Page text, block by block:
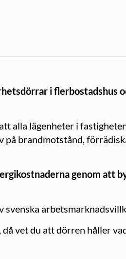
i flerbostadshus
alla lägenheter i
brandmotstånd,
genom att
vet du att dörren håller